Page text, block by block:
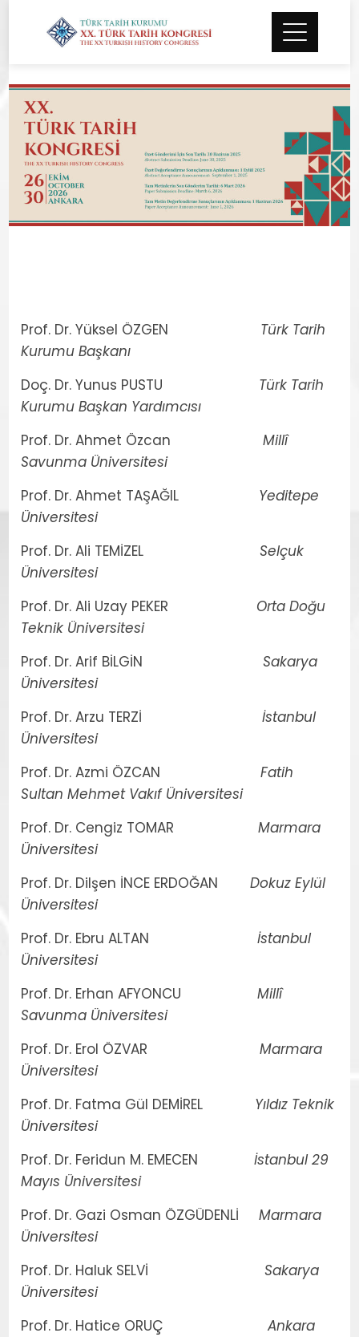
Prof. Dr. Yüksel ÖZGEN Türk Tarih
Kurumu Başkanı
Doç. Dr. Yunus PUSTU Türk Tarih
Kurumu Başkan Yardımcısı
Prof. Dr. Ahmet Özcan
Millî
Savunma Üniversitesi
Prof. Dr. Ahmet TAŞAĞIL Yeditepe
Üniversitesi
Prof. Dr. Ali TEMİZEL
Selçuk
Üniversitesi
Prof. Dr. Ali Uzay PEKER Orta Doğu
Teknik Üniversitesi
Prof. Dr. Arif BİLGİNSakarya
Üniversitesi
Prof. Dr. Arzu TERZİİstanbul
Üniversitesi
Prof. Dr. Azmi ÖZCANFatih
Sultan Mehmet Vakıf Üniversitesi
Prof. Dr. Cengiz TOMARMarmara
Üniversitesi
Prof. Dr. Dilşen İNCE ERDOĞANDokuz Eylül
Üniversitesi
Prof. Dr. Ebru ALTAN
İstanbul
Üniversitesi
Prof. Dr. Erhan AFYONCUMillî
Savunma Üniversitesi
Prof. Dr. Erol ÖZVAR
Marmara
Üniversitesi
Prof. Dr. Fatma Gül DEMİREL Yıldız Teknik
Üniversitesi
Prof. Dr. Feridun M. EMECENİstanbul 29
Mayıs Üniversitesi
Prof. Dr. Gazi Osman ÖZGÜDENLİMarmara
Üniversitesi
Prof. Dr. Haluk SELVİ
Sakarya
Üniversitesi
Prof. Dr. Hatice ORUÇAnkara